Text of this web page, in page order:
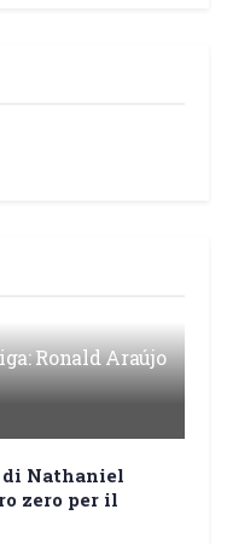
Ronald Araújo
Nathaniel
zero per il